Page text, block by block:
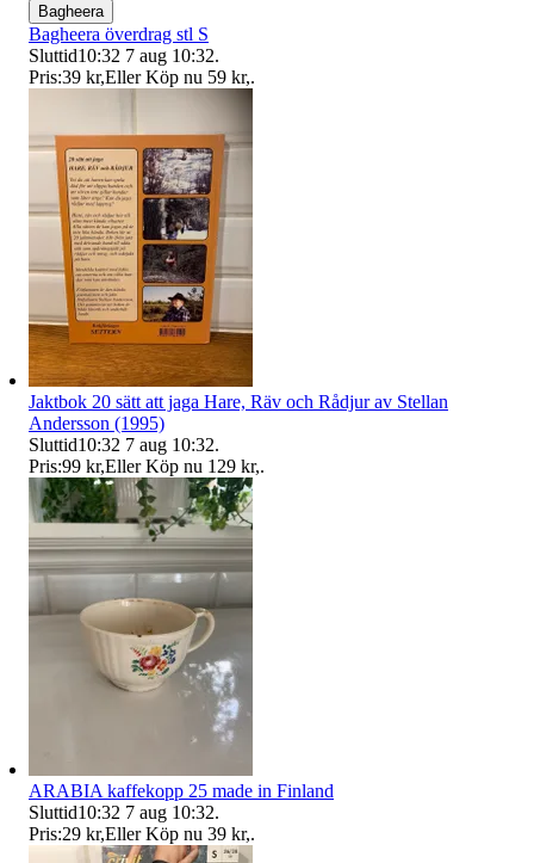
Bagheera
Bagheera överdrag stl S
Sluttid10:32 7 aug 10:32.
Pris:39 kr,Eller Köp nu 59 kr,.
Jaktbok 20 sätt att jaga Hare, Räv och Rådjur av Stellan
Andersson (1995)
Sluttid10:32 7 aug 10:32.
Pris:99 kr,Eller Köp nu 129 kr,.
ARABIA kaffekopp 25 made in Finland
Sluttid10:32 7 aug 10:32.
Pris:29 kr,Eller Köp nu 39 kr,.